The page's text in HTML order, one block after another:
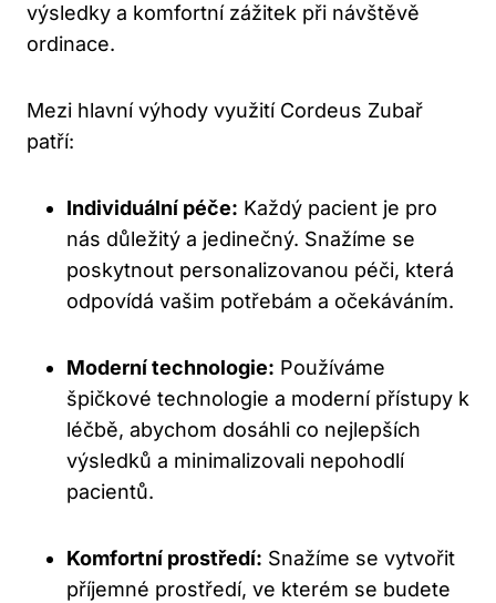
výsledky a komfortní zážitek při návštěvě
ordinace.
Mezi hlavní výhody využití Cordeus Zubař
patří:
Individuální péče: Každý pacient je pro
nás důležitý a jedinečný. Snažíme se
poskytnout personalizovanou péči, která
odpovídá vašim potřebám a očekáváním.
Moderní technologie: Používáme
špičkové technologie a moderní přístupy k
léčbě, abychom dosáhli co nejlepších
výsledků a minimalizovali nepohodlí
pacientů.
Komfortní prostředí: Snažíme se vytvořit
příjemné prostředí, ve kterém se budete